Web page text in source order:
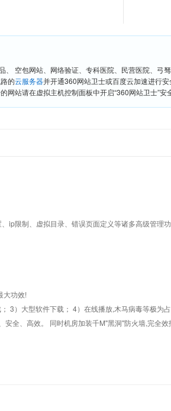
空包网站、网络验证、专科医院、民营医院、弓
的云服务器并开通360网站卫士或百度云加速进行安
站请在虚拟主机控制面板中开启“360网站卫士”安
ip限制、虚拟目录、错误页面定义等诸多高级管理
大功效!
3）大型软件下载； 4）在线播放,木马病毒等极为占
全、高效。 同时机房加装千M"黑洞"防火墙,完全效